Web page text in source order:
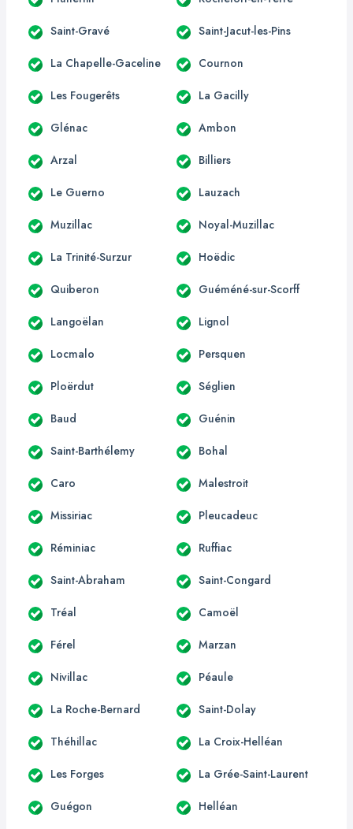
Saint-Gravé Saint-Jacut-les-Pins
La Chapelle-Gaceline Cournon
Les Fougerêts La Gacilly
Glénac Ambon
Arzal Billiers
Le Guerno Lauzach
Muzillac Noyal-Muzillac
La Trinité-Surzur Hoëdic
Quiberon Guéméné-sur-Scorff
Langoëlan Lignol
Locmalo Persquen
Ploërdut Séglien
Baud Guénin
Saint-Barthélemy Bohal
Caro Malestroit
Missiriac Pleucadeuc
Réminiac Ruffiac
Saint-Abraham Saint-Congard
Tréal Camoël
Férel Marzan
Nivillac Péaule
La Roche-Bernard Saint-Dolay
Théhillac La Croix-Helléan
Les Forges La Grée-Saint-Laurent
Guégon Helléan